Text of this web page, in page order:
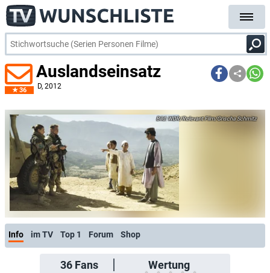
36
Auslandseinsatz
D, 2012
WDR/Relevant Film/Grischa Schmitz
Info im TV Top 1 Forum Shop
36Fans Wertung